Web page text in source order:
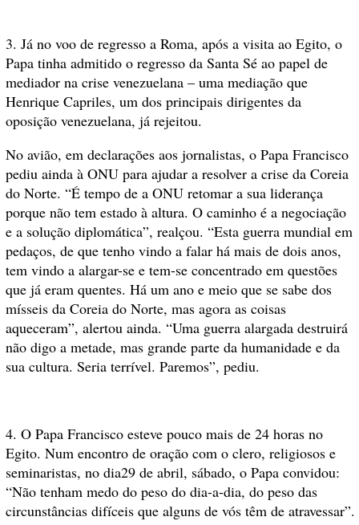
3. Já no voo de regresso a Roma, após a visita ao Egito, o
Papa tinha admitido o regresso da Santa Sé ao papel de
mediador na crise venezuelana – uma mediação que
Henrique Capriles, um dos principais dirigentes da
oposição venezuelana, já rejeitou.
No avião, em declarações aos jornalistas, o Papa Francisco
pediu ainda à ONU para ajudar a resolver a crise da Coreia
do Norte. “É tempo de a ONU retomar a sua liderança
porque não tem estado à altura. O caminho é a negociação
e a solução diplomática”, realçou. “Esta guerra mundial em
pedaços, de que tenho vindo a falar há mais de dois anos,
tem vindo a alargar-se e tem-se concentrado em questões
que já eram quentes. Há um ano e meio que se sabe dos
mísseis da Coreia do Norte, mas agora as coisas
aqueceram”, alertou ainda. “Uma guerra alargada destruirá
não digo a metade, mas grande parte da humanidade e da
sua cultura. Seria terrível. Paremos”, pediu.
4. O Papa Francisco esteve pouco mais de 24 horas no
Egito. Num encontro de oração com o clero, religiosos e
seminaristas, no dia29 de abril, sábado, o Papa convidou:
“Não tenham medo do peso do dia-a-dia, do peso das
circunstâncias difíceis que alguns de vós têm de atravessar”.